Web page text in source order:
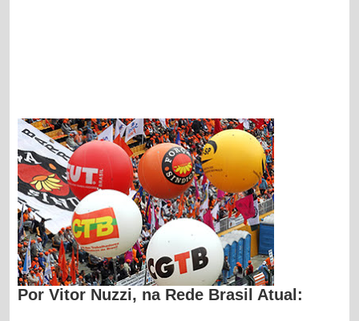
Por Vitor Nuzzi, na Rede Brasil Atual: